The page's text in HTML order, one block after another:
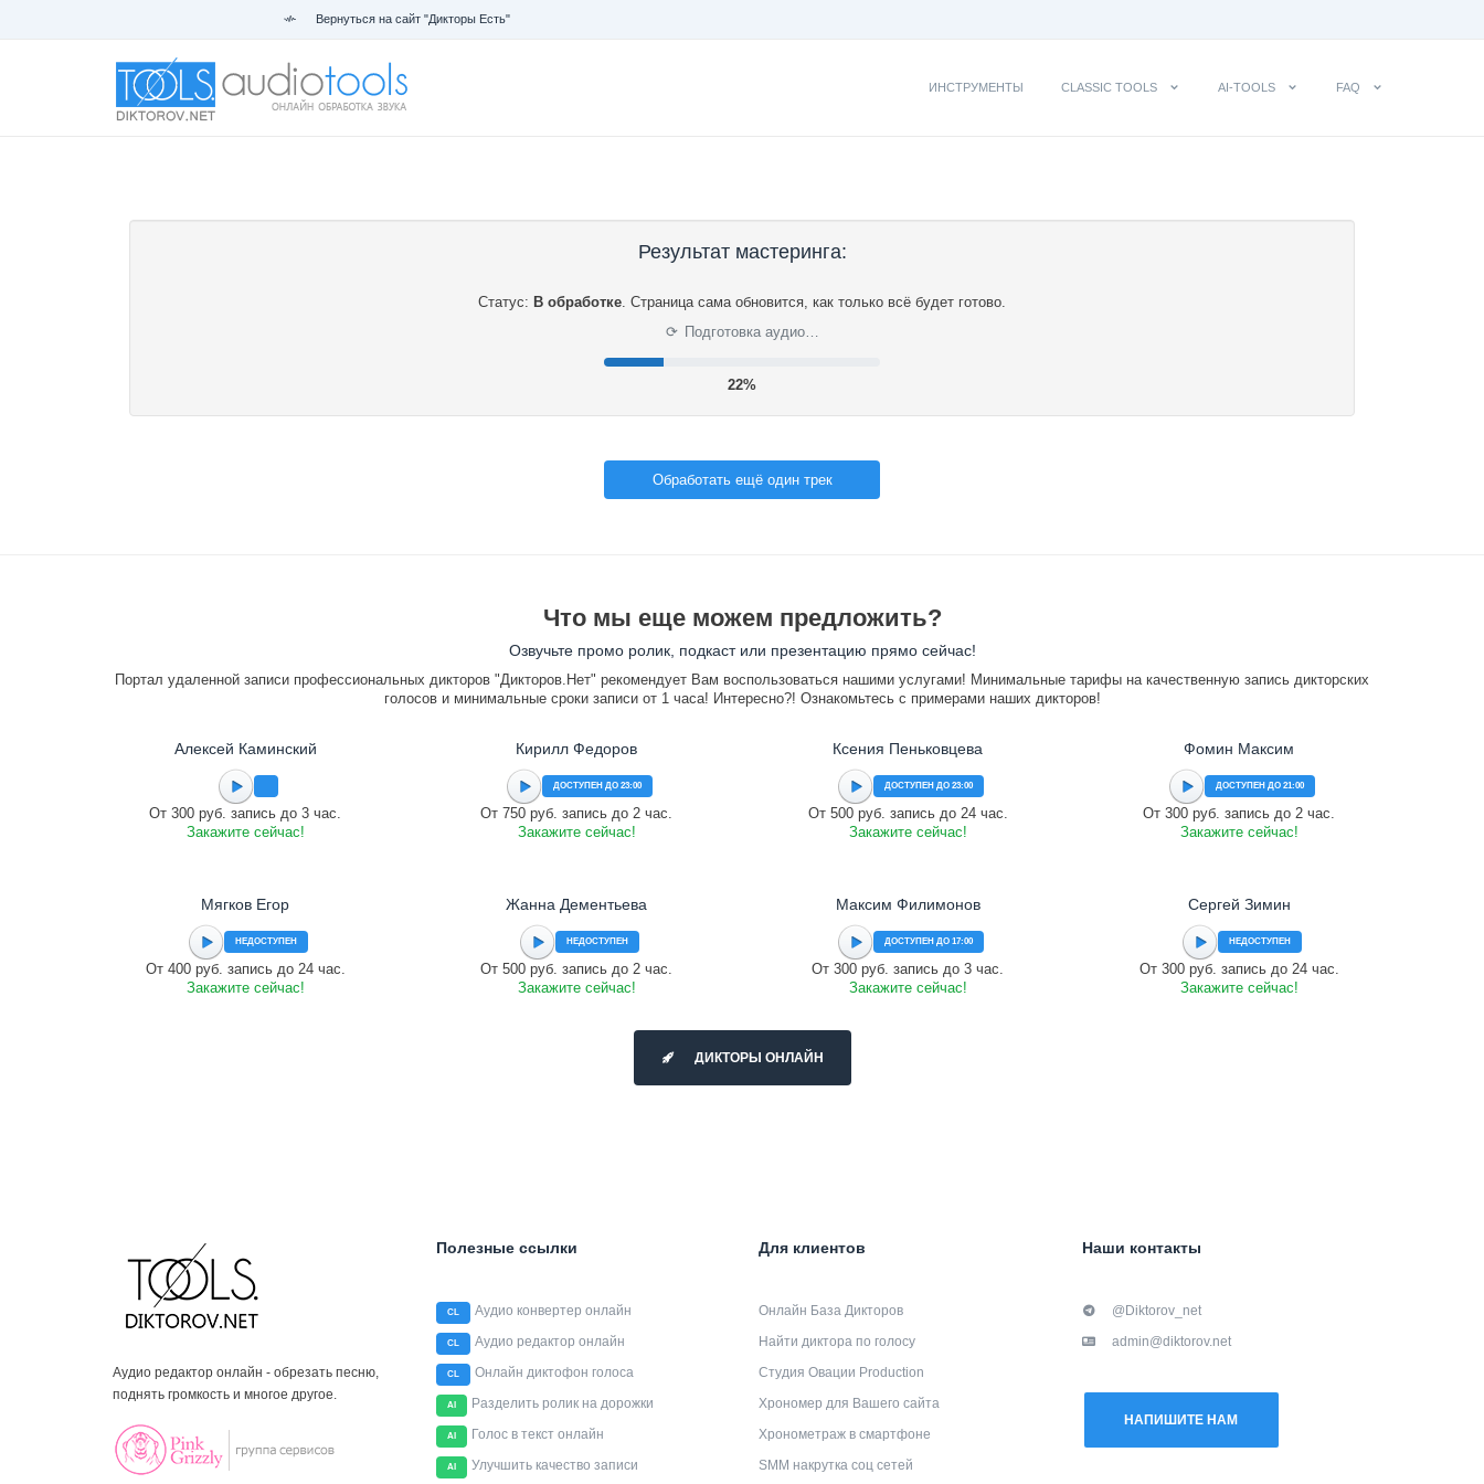
Вернуться на сайт "Дикторы Есть"
ИНСТРУМЕНТЫ CLASSIC TOOLS AI-TOOLS FAQ
Результат мастеринга:
Статус: В обработке. Страница сама обновится, как только всё будет готово.
⟳ Подготовка аудио…
22%
Обработать ещё один трек
Что мы еще можем предложить?
Озвучьте промо ролик, подкаст или презентацию прямо сейчас!
Портал удаленной записи профессиональных дикторов "Дикторов.Нет" рекомендует Вам воспользоваться нашими услугами! Минимальные тарифы на качественную запись дикторских
голосов и минимальные сроки записи от 1 часа! Интересно?! Ознакомьтесь с примерами наших дикторов!
Алексей Каминский
От 300 руб. запись до 3 час.
Закажите сейчас!
Кирилл Федоров
ДОСТУПЕН ДО 23:00
От 750 руб. запись до 2 час.
Закажите сейчас!
Ксения Пеньковцева
ДОСТУПЕН ДО 23:00
От 500 руб. запись до 24 час.
Закажите сейчас!
Фомин Максим
ДОСТУПЕН ДО 21:00
От 300 руб. запись до 2 час.
Закажите сейчас!
Мягков Егор
НЕДОСТУПЕН
От 400 руб. запись до 24 час.
Закажите сейчас!
Жанна Дементьева
НЕДОСТУПЕН
От 500 руб. запись до 2 час.
Закажите сейчас!
Максим Филимонов
ДОСТУПЕН ДО 17:00
От 300 руб. запись до 3 час.
Закажите сейчас!
Сергей Зимин
НЕДОСТУПЕН
От 300 руб. запись до 24 час.
Закажите сейчас!
ДИКТОРЫ ОНЛАЙН
Аудио редактор онлайн - обрезать песню,
поднять громкость и многое другое.
Полезные ссылки
CL Аудио конвертер онлайн
CL Аудио редактор онлайн
CL Онлайн диктофон голоса
AI Разделить ролик на дорожки
AI Голос в текст онлайн
AI Улучшить качество записи
Для клиентов
Онлайн База Дикторов
Найти диктора по голосу
Студия Овации Production
Хрономер для Вашего сайта
Хронометраж в смартфоне
SMM накрутка соц сетей
Наши контакты
@Diktorov_net
admin@diktorov.net
НАПИШИТЕ НАМ